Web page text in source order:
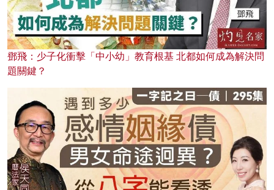
鄧飛：少子化衝擊「中小幼」教育根基 北都如何成為解決問
題關鍵？